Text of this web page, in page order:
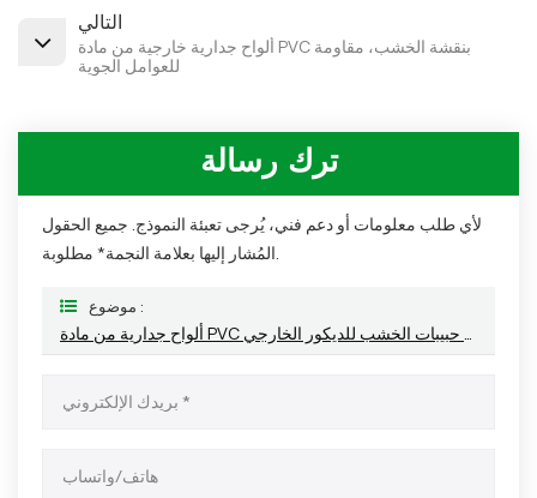
التالي
ألواح جدارية خارجية من مادة PVC بنقشة الخشب، مقاومة
للعوامل الجوية
ترك رسالة
لأي طلب معلومات أو دعم فني، يُرجى تعبئة النموذج. جميع الحقول
المُشار إليها بعلامة النجمة* مطلوبة.
موضوع :
ألواح جدارية من مادة PVC بنقشة حبيبات الخشب للديكور الخارجي